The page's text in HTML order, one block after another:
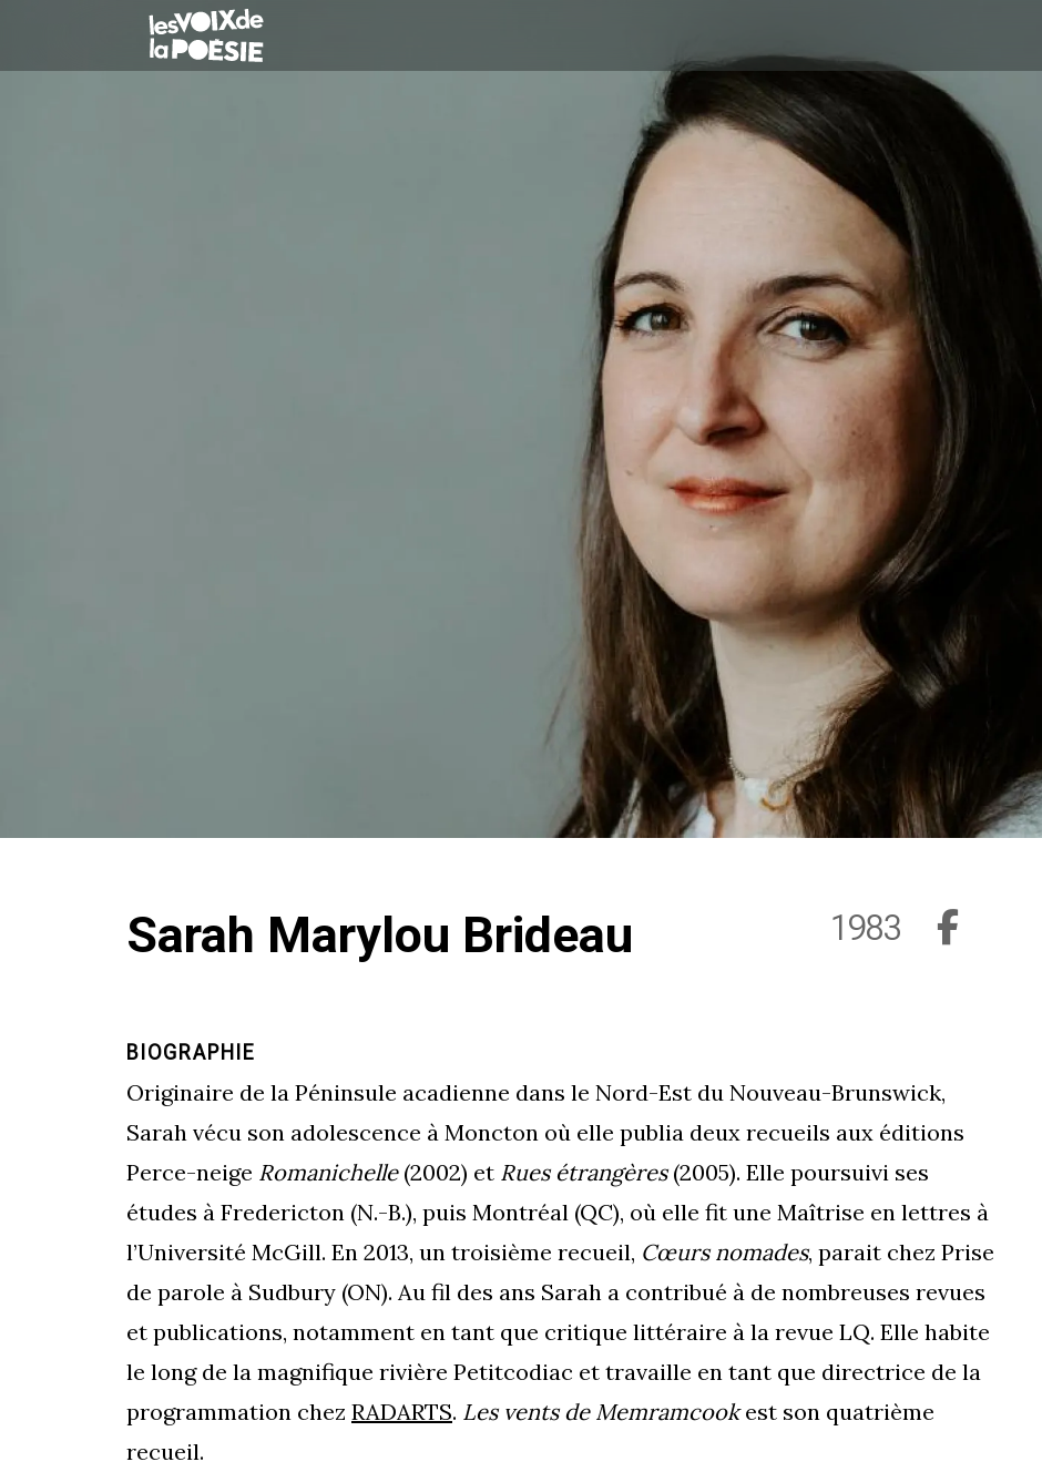
Sarah Marylou Brideau 1983
BIOGRAPHIE
Originaire de la Péninsule acadienne dans le Nord-Est du Nouveau-Brunswick,
Sarah vécu son adolescence à Moncton où elle publia deux recueils aux éditions
Perce-neige Romanichelle(2002) et Rues étrangères(2005). Elle poursuivi ses
études à Fredericton (N.-B.), puis Montréal (QC), où elle fit une Maîtrise en lettres à
l’Université McGill. En 2013, un troisième recueil, Cœurs nomades, parait chez Prise
de parole à Sudbury (ON). Au fil des ans Sarah a contribué à de nombreuses revues
et publications, notamment en tant que critique littéraire à la revue LQ. Elle habite
le long de la magnifique rivière Petitcodiac et travaille en tant que directrice de la
programmation chez RADARTS. Les vents de Memramcookest son quatrième
recueil.